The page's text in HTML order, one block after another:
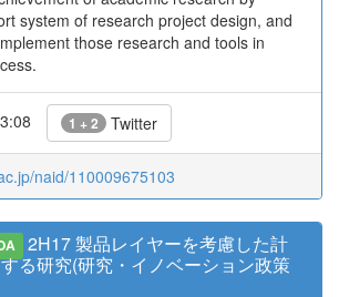
system of research project design, and
those research and tools in
1 + 2 Twitter
naid/110009675103
2H17 製品レイヤーを考慮した計
る研究(研究・イノベーション政策